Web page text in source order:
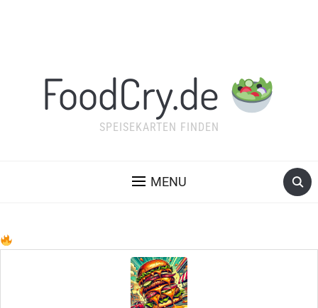
FoodCry.de
SPEISEKARTEN FINDEN
MENU